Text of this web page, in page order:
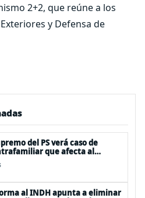
2+2, que reúne a los
y Defensa de
del PS verá caso de
que afecta al
Espinoza
al INDH apunta a eliminar